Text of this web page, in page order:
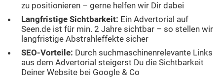
zu positionieren – gerne helfen wir Dir dabei
Langfristige Sichtbarkeit: Ein Advertorial auf
Seen.de ist für min. 2 Jahre sichtbar – so stellen wir
langfristige Abstrahleffekte sicher
SEO-Vorteile: Durch suchmaschinenrelevante Links
aus dem Advertorial steigerst Du die Sichtbarkeit
Deiner Website bei Google & Co